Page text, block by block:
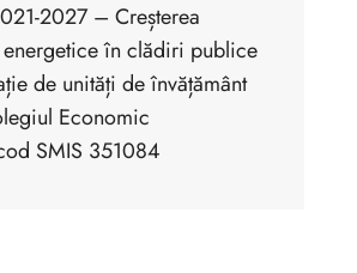
2027 – Creșterea
în clădiri publice
de unități de învățământ
Economic
SMIS 351084